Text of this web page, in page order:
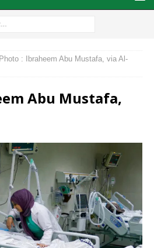
Photo : Ibraheem Abu Mustafa, via Al-
Abu Mustafa,